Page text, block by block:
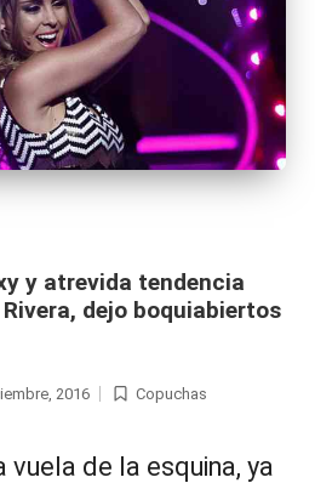
y atrevida tendencia
dejo boquiabiertos
2016
Publicada
Copuchas
vuela de la esquina, ya